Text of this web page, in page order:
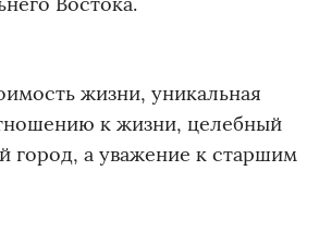
жизни, уникальная
к жизни, целебный
город, а уважение к старшим